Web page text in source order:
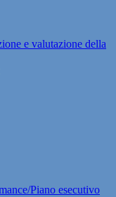
e valutazione della
Piano esecutivo